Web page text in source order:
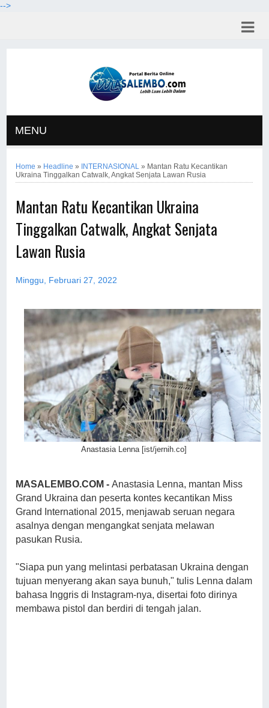
-->
MENU
Home » Headline » INTERNASIONAL » Mantan Ratu Kecantikan
Ukraina Tinggalkan Catwalk, Angkat Senjata Lawan Rusia
Mantan Ratu Kecantikan Ukraina
Tinggalkan Catwalk, Angkat Senjata
Lawan Rusia
Minggu, Februari 27, 2022
Anastasia Lenna [ist/jernih.co]
MASALEMBO.COM -Anastasia Lenna, mantan Miss
Grand Ukraina dan peserta kontes kecantikan Miss
Grand International 2015, menjawab seruan negara
asalnya dengan mengangkat senjata melawan
pasukan Rusia.
"Siapa pun yang melintasi perbatasan Ukraina dengan
tujuan menyerang akan saya bunuh," tulis Lenna dalam
bahasa Inggris di Instagram-nya, disertai foto dirinya
membawa pistol dan berdiri di tengah jalan.